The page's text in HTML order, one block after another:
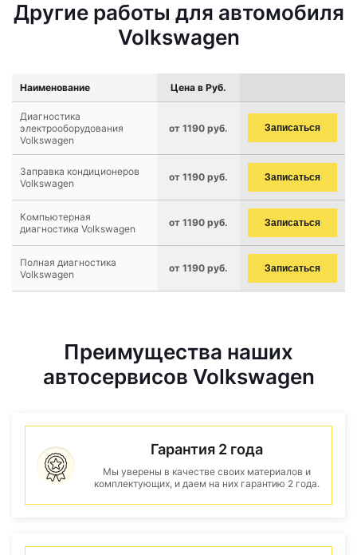
Другие работы для автомобиля
Volkswagen
Наименование Цена в Руб.
Диагностика
электрооборудования
Volkswagen
от 1190 руб. Записаться
Заправка кондиционеров
Volkswagen
от 1190 руб. Записаться
Компьютерная
диагностика Volkswagen
от 1190 руб. Записаться
Полная диагностика
Volkswagen
от 1190 руб. Записаться
Преимущества наших
автосервисов Volkswagen
Гарантия 2 года
Мы уверены в качестве своих материалов и
комплектующих, и даем на них гарантию 2 года.